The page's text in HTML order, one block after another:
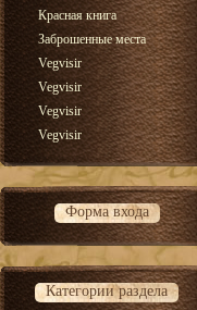
Красная книга
Заброшенные места
Vegvisir
Vegvisir
Vegvisir
Vegvisir
Форма входа
Категории раздела